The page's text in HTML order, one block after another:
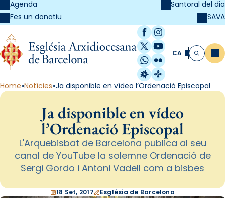
Agenda
Fes un donatiu
Santoral del dia
SAVA
Facebook
Instagram
X / Twitter
YouTube
WhatsApp
Flickr
Radio Estel
Catalunya
CA Cerca
Home Notícies Ja disponible en vídeo l’Ordenació Episcopal
Ja disponible en vídeo
l’Ordenació Episcopal
L'Arquebisbat de Barcelona publica al seu
canal de YouTube la solemne Ordenació de
Sergi Gordo i Antoni Vadell com a bisbes
18 Set, 2017 Església de Barcelona